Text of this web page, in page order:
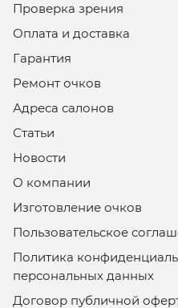
Проверка зрения
Оплата и доставка
Гарантия
Ремонт очков
Адреса салонов
Статьи
Новости
О компании
Изготовление очков
Пользовательское
Политика
персональных данных
Договор публичной